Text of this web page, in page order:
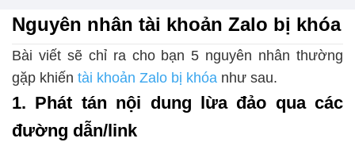
Nguyên nhân tài khoản Zalo bị khóa
Bài viết sẽ chỉ ra cho bạn 5 nguyên nhân thường
gặp khiến tài khoản Zalo bị khóa như sau.
1. Phát tán nội dung lừa đảo qua các
đường dẫn/link